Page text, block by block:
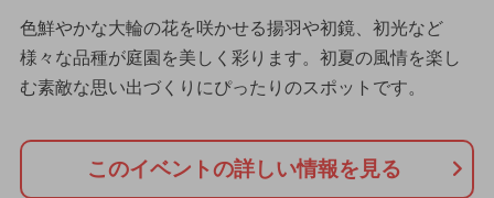
色鮮やかな大輪の花を咲かせる揚羽や初鏡、初光など
様々な品種が庭園を美しく彩ります。初夏の風情を楽し
む素敵な思い出づくりにぴったりのスポットです。
このイベントの詳しい情報を見る